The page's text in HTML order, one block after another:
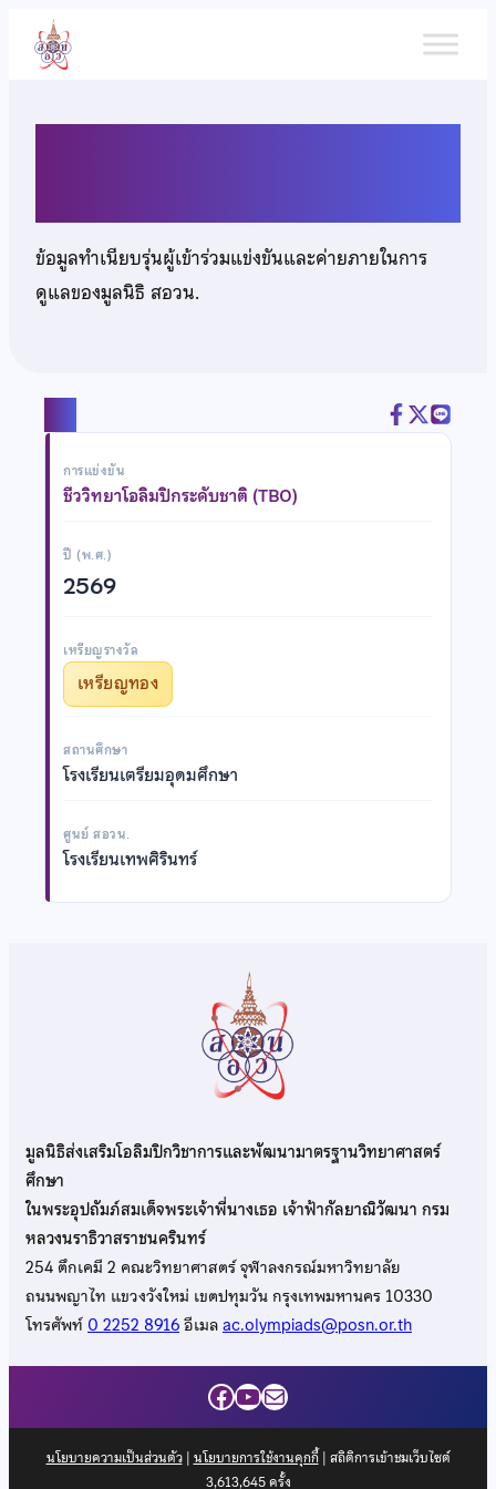
เนื้อหา
ข้อมูลทำเนียบรุ่นผู้เข้าร่วมแข่งขันและค่ายภายในการ
ดูแลของมูลนิธิ สอวน.
การแข่งขัน
ชีววิทยาโอลิมปิกระดับชาติ (TBO)
ปี (พ.ศ.)
2569
เหรียญรางวัล
เหรียญทอง
สถานศึกษา
โรงเรียนเตรียมอุดมศึกษา
ศูนย์ สอวน.
โรงเรียนเทพศิรินทร์
มูลนิธิส่งเสริมโอลิมปิกวิชาการและพัฒนามาตรฐานวิทยาศาสตร์
ศึกษา
ในพระอุปถัมภ์สมเด็จพระเจ้าพี่นางเธอ เจ้าฟ้ากัลยาณิวัฒนา กรม
หลวงนราธิวาสราชนครินทร์
254 ตึกเคมี 2 คณะวิทยาศาสตร์ จุฬาลงกรณ์มหาวิทยาลัย
ถนนพญาไท แขวงวังใหม่ เขตปทุมวัน กรุงเทพมหานคร 10330
โทรศัพท์0 2252 8916อีเมลac.olympiads@posn.or.th
Facebook
YouTube
Mail
นโยบายความเป็นส่วนตัว| นโยบายการใช้งานคุกกี้| สถิติการเข้าชมเว็บไซต์
3,613,645ครั้ง